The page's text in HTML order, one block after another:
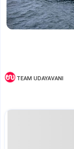
TEAM UDAYAVANI